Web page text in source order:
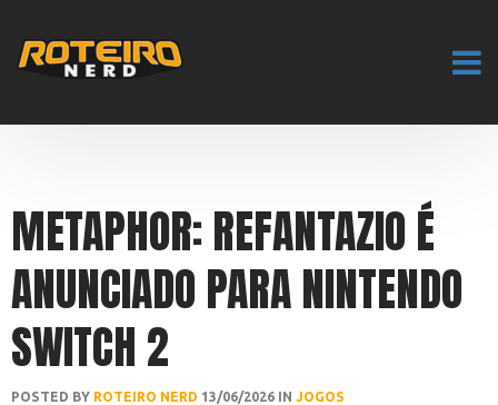
METAPHOR: REFANTAZIO É
ANUNCIADO PARA NINTENDO
SWITCH 2
POSTED BY ROTEIRO NERD 13/06/2026 IN JOGOS